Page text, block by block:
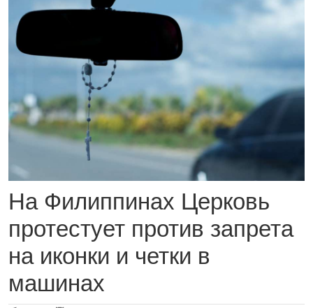
На Филиппинах Церковь
протестует против запрета
на иконки и четки в
машинах